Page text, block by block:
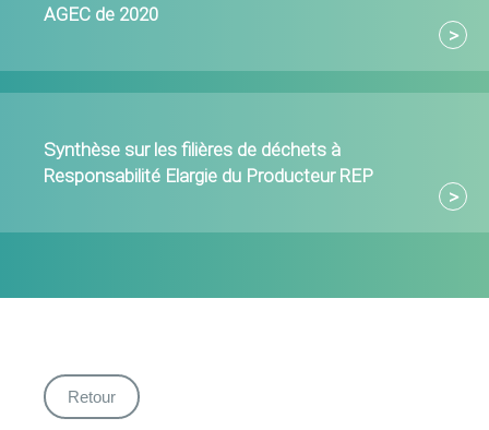
AGEC de 2020
Synthèse sur les filières de déchets à
Responsabilité Elargie du Producteur REP
Retour